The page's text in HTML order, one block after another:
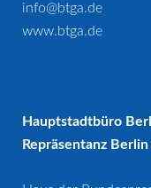
info@btga.de
www.btga.de
Hauptstadtbüro
Repräsentanz Berlin